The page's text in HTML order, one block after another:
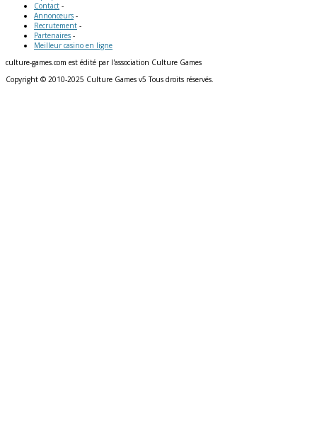
Contact -
Annonceurs -
Recrutement -
Partenaires -
Meilleur casino en ligne
culture-games.com est édité par l'association Culture Games
Copyright © 2010-2025 Culture Games v5 Tous droits réservés.